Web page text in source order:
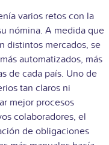
varios retos con la
nómina. A medida que
distintos mercados, se
automatizados, más
de cada país. Uno de
tan claros ni
mejor procesos
colaboradores, el
de obligaciones